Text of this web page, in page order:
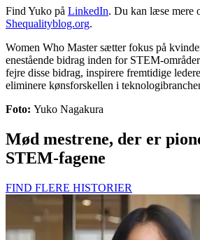
Find Yuko på LinkedIn. Du kan læse mere
Shequalityblog.org.
Women Who Master sætter fokus på
enestående bidrag inden for STEM-
fejre disse bidrag, inspirere fremtidige
eliminere kønsforskellen i
Foto: Yuko Nagakura
Mød mestrene, der er
STEM-fagene
FIND FLERE HISTORIER